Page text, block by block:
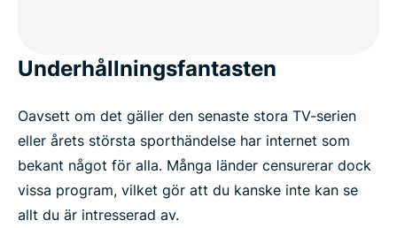
Underhållningsfantasten
Oavsett om det gäller den senaste stora TV-serien
eller årets största sporthändelse har internet som
bekant något för alla. Många länder censurerar dock
vissa program, vilket gör att du kanske inte kan se
allt du är intresserad av.